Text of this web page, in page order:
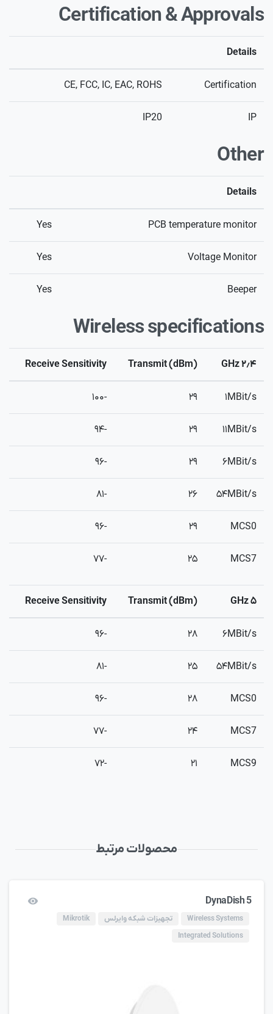
Certification & Approvals
Details
Certification
CE, FCC, IC, EAC, ROHS
IP
IP20
Other
Details
PCB temperature monitor
Yes
Voltage Monitor
Yes
Beeper
Yes
Wireless specifications
۲٫۴ GHz Transmit (dBm)
Receive Sensitivity
۱MBit/s ۲۹ -۱۰۰
۱۱MBit/s ۲۹ -۹۴
۶MBit/s ۲۹ -۹۶
۵۴MBit/s ۲۶ -۸۱
MCS0 ۲۹ -۹۶
MCS7 ۲۵ -۷۷
۵ GHz Transmit (dBm)
Receive Sensitivity
۶MBit/s ۲۸ -۹۶
۵۴MBit/s ۲۵ -۸۱
MCS0 ۲۸ -۹۶
MCS7 ۲۴ -۷۷
MCS9 ۲۱ -۷۲
محصولات مرتبط
DynaDish 5
Wireless Systems تجهیزات شبکه وایرلس
Mikrotik
Integrated Solutions